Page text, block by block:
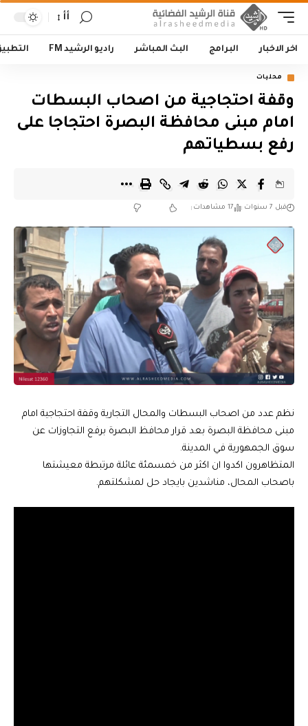
أأ
اخر الاخبار البرامج البث المباشر راديو الرشيد FM
محليات
وقفة احتجاجية من اصحاب البسطات
امام مبنى محافظة البصرة احتجاجا على
رفع بسطياتهم
قبل 7 سنوات 17 مشاهدات
نظم عدد من اصحاب البسطات والمحال التجارية وقفة احتجاجية امام
مبنى محافظة البصرة بعد قرار محافظ البصرة برفع التجاوزات عن
سوق الجمهورية في المدينة.
المتظاهرون اكدوا ان اكثر من خمسمئة عائلة مرتبطة معيشتها
باصحاب المحال، مناشدين بايجاد حل لمشكلتهم.